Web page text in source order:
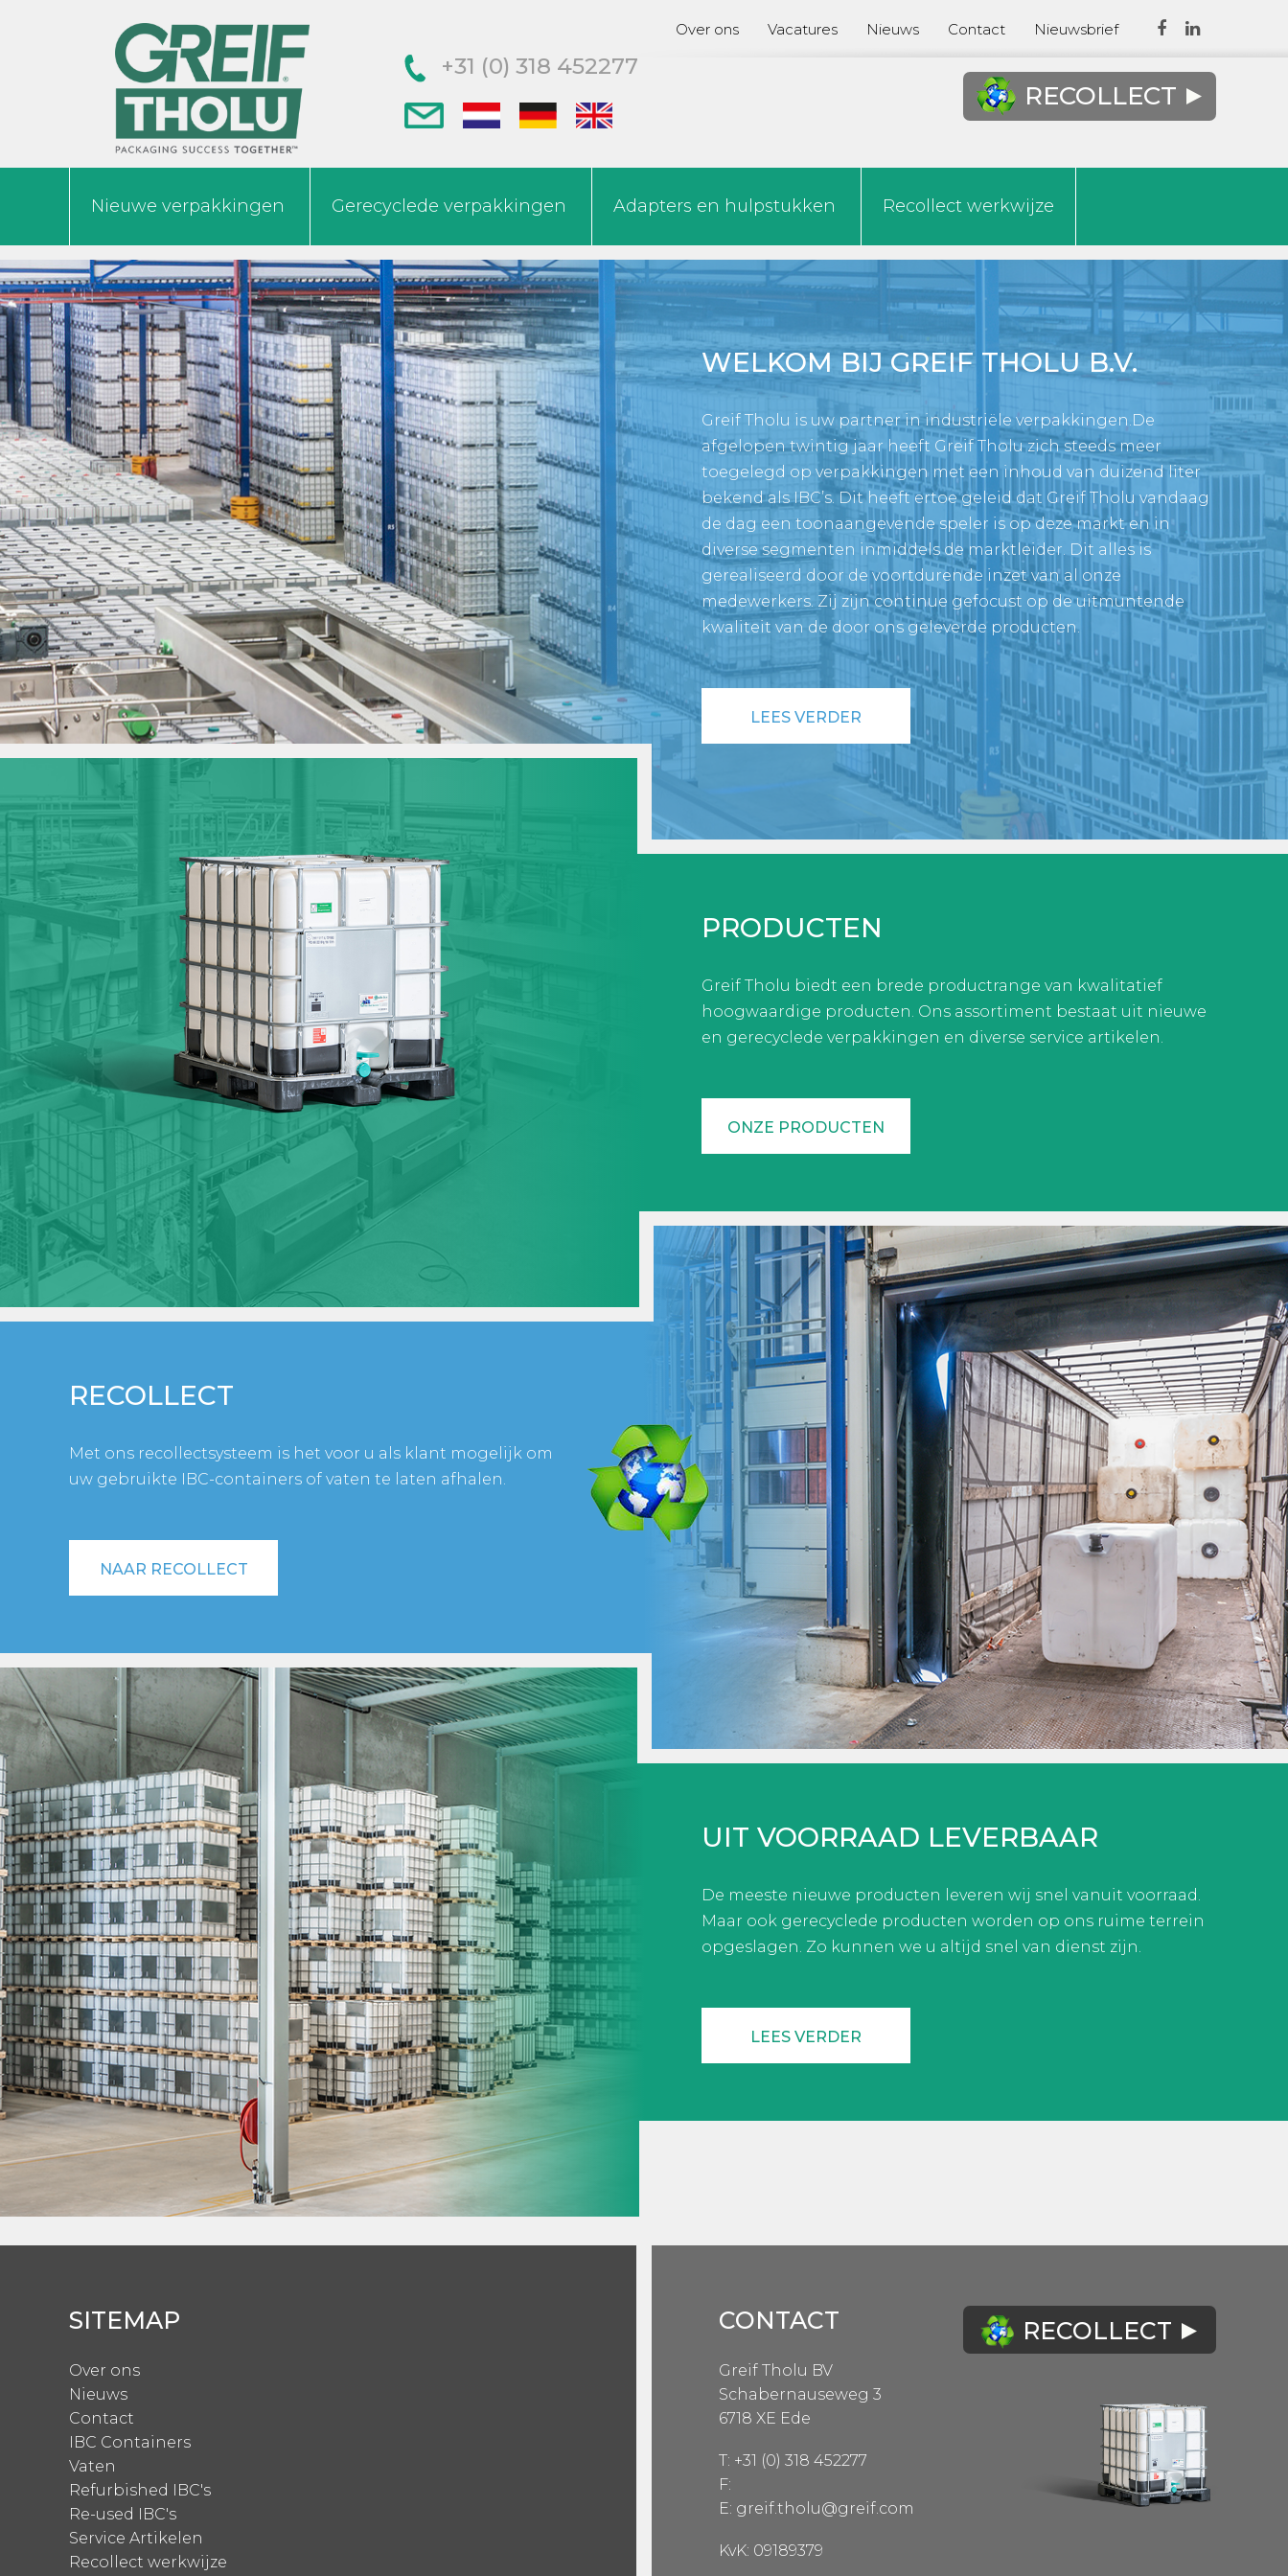
+31 (0) 318 452277
Over ons Vacatures Nieuws Contact Nieuwsbrief
RECOLLECT
Nieuwe verpakkingen Gerecyclede verpakkingen Adapters en hulpstukken Recollect werkwijze
WELKOM BIJ GREIF THOLU B.V.
Greif Tholu is uw partner in industriële verpakkingen.De
afgelopen twintig jaar heeft Greif Tholu zich steeds meer
toegelegd op verpakkingen met een inhoud van duizend liter
bekend als IBC’s. Dit heeft ertoe geleid dat Greif Tholu vandaag
de dag een toonaangevende speler is op deze markt en in
diverse segmenten inmiddels de marktleider. Dit alles is
gerealiseerd door de voortdurende inzet van al onze
medewerkers. Zij zijn continue gefocust op de uitmuntende
kwaliteit van de door ons geleverde producten.
LEES VERDER
PRODUCTEN
Greif Tholu biedt een brede productrange van kwalitatief
hoogwaardige producten. Ons assortiment bestaat uit nieuwe
en gerecyclede verpakkingen en diverse service artikelen.
ONZE PRODUCTEN
RECOLLECT
Met ons recollectsysteem is het voor u als klant mogelijk om
uw gebruikte IBC-containers of vaten te laten afhalen.
NAAR RECOLLECT
UIT VOORRAAD LEVERBAAR
De meeste nieuwe producten leveren wij snel vanuit voorraad.
Maar ook gerecyclede producten worden op ons ruime terrein
opgeslagen. Zo kunnen we u altijd snel van dienst zijn.
LEES VERDER
SITEMAP
Over ons
Nieuws
Contact
IBC Containers
Vaten
Refurbished IBC's
Re-used IBC's
Service Artikelen
Recollect werkwijze
CONTACT
Greif Tholu BV
Schabernauseweg 3
6718 XE Ede
T: +31 (0) 318 452277
F:
E: greif.tholu@greif.com
KvK: 09189379
RECOLLECT